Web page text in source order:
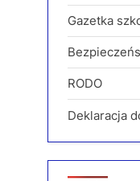
Gazetka
RODO
Deklaracja